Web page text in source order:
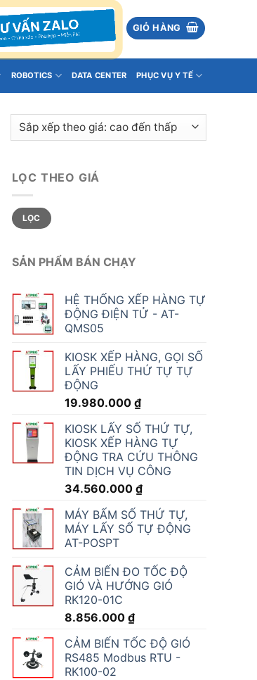
GIỎ HÀNG
ROBOTICS DATA CENTER PHỤC VỤ Y TẾ
LỌC THEO GIÁ
Giá
tối
thiểu
Giá
tối
đa
LỌC
SẢN PHẨM BÁN CHẠY
HỆ THỐNG XẾP HÀNG TỰ
ĐỘNG ĐIỆN TỬ - AT-
QMS05
KIOSK XẾP HÀNG, GỌI SỐ
LẤY PHIẾU THỨ TỰ TỰ
ĐỘNG
19.980.000 ₫
KIOSK LẤY SỐ THỨ TỰ,
KIOSK XẾP HÀNG TỰ
ĐỘNG TRA CỨU THÔNG
TIN DỊCH VỤ CÔNG
34.560.000 ₫
MÁY BẤM SỐ THỨ TỰ,
MÁY LẤY SỐ TỰ ĐỘNG
AT-POSPT
CẢM BIẾN ĐO TỐC ĐỘ
GIÓ VÀ HƯỚNG GIÓ
RK120-01C
8.856.000 ₫
CẢM BIẾN TỐC ĐỘ GIÓ
RS485 Modbus RTU -
RK100-02